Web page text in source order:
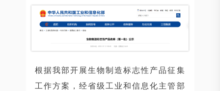
根据我部开展生物制造标志性产品征集
工作方案，经省级工业和信息化主管部